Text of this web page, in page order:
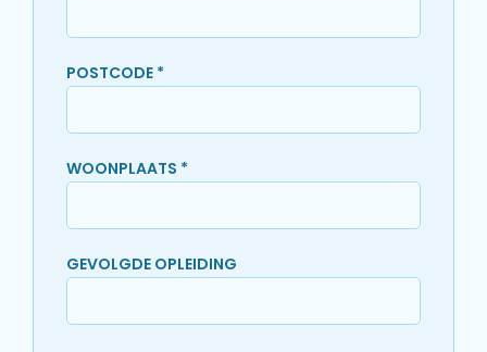
POSTCODE *
WOONPLAATS *
GEVOLGDE OPLEIDING